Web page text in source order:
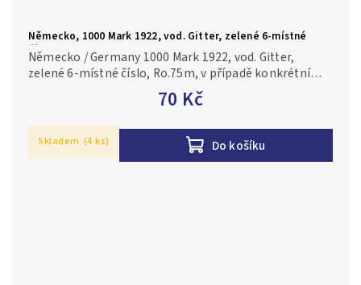
Německo, 1000 Mark 1922, vod. Gitter, zelené 6-místné
číslo, Ro.75m
70 Kč
Do košíku
Německo / Germany 1000 Mark 1922, vod. Gitter,
zelené 6-místné číslo, Ro.75m, v případě konkrétní
firmy nebo číslovače je foto pouze ilustrační 0/AU
Skladem (4 ks)